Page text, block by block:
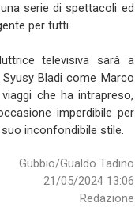
serie di spettacoli ed
per tutti.
televisiva sarà a
Bladi come Marco
che ha intrapreso,
imperdibile per
inconfondibile stile.
Gubbio/Gualdo Tadino
21/05/2024 13:06
Redazione